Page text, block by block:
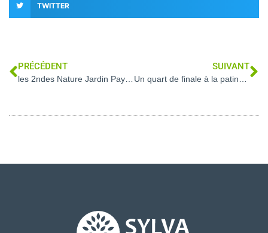
TWITTER
PRÉCÉDENT SUIVANT